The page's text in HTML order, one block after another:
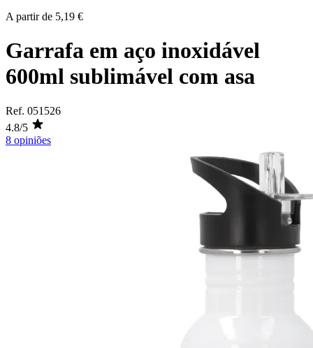
A partir de 5,19 €
Garrafa em aço inoxidável
600ml sublimável com asa
Ref. 051526
4.8/5
8 opiniões